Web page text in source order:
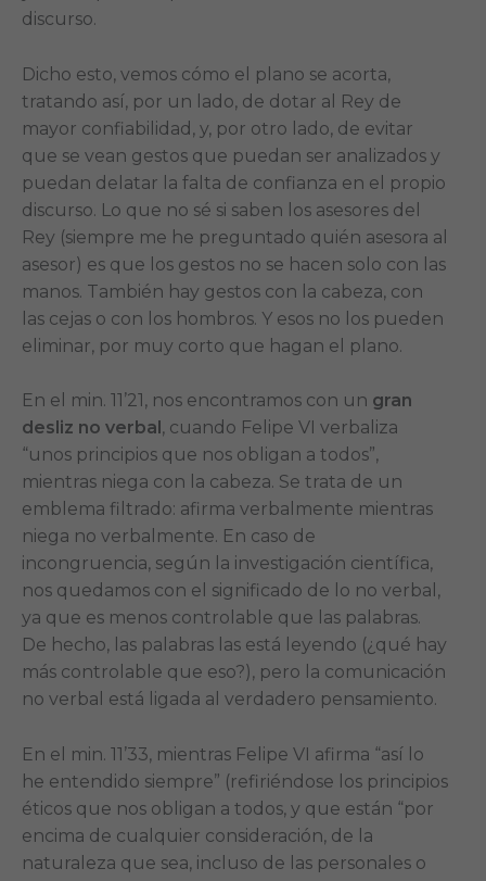
discurso.
Dicho esto, vemos cómo el plano se acorta,
tratando así, por un lado, de dotar al Rey de
mayor confiabilidad, y, por otro lado, de evitar
que se vean gestos que puedan ser analizados y
puedan delatar la falta de confianza en el propio
discurso. Lo que no sé si saben los asesores del
Rey (siempre me he preguntado quién asesora al
asesor) es que los gestos no se hacen solo con las
manos. También hay gestos con la cabeza, con
las cejas o con los hombros. Y esos no los pueden
eliminar, por muy corto que hagan el plano.
En el min. 11’21, nos encontramos con un gran
desliz no verbal , cuando Felipe VI verbaliza
“unos principios que nos obligan a todos”,
mientras niega con la cabeza. Se trata de un
emblema filtrado: afirma verbalmente mientras
niega no verbalmente. En caso de
incongruencia, según la investigación científica,
nos quedamos con el significado de lo no verbal,
ya que es menos controlable que las palabras.
De hecho, las palabras las está leyendo (¿qué hay
más controlable que eso?), pero la comunicación
no verbal está ligada al verdadero pensamiento.
En el min. 11’33, mientras Felipe VI afirma “así lo
he entendido siempre” (refiriéndose los principios
éticos que nos obligan a todos, y que están “por
encima de cualquier consideración, de la
naturaleza que sea, incluso de las personales o